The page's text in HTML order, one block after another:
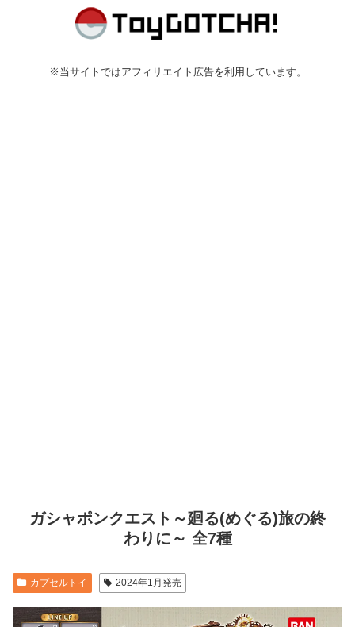
※当サイトではアフィリエイト広告を利用しています。
ガシャポンクエスト～廻る(めぐる)旅の終
わりに～ 全7種
カプセルトイ 2024年1月発売